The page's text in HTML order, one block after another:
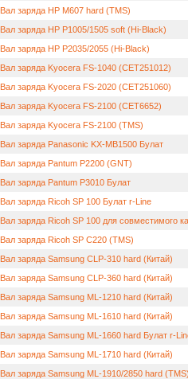
Вал заряда HP M607 hard (TMS)
Вал заряда HP P1005/1505 soft (Hi-Black)
Вал заряда HP P2035/2055 (Hi-Black)
Вал заряда Kyocera FS-1040 (CET251012)
Вал заряда Kyocera FS-2020 (CET251060)
Вал заряда Kyocera FS-2100 (CET6652)
Вал заряда Kyocera FS-2100 (TMS)
Вал заряда Panasonic KX-MB1500 Булат
Вал заряда Pantum P2200 (GNT)
Вал заряда Pantum P3010 Булат
Вал заряда Ricoh SP 100 Булат r-Line
Вал заряда Ricoh SP 100 для совместимого
Вал заряда Ricoh SP C220 (TMS)
Вал заряда Samsung CLP-310 hard (Китай)
Вал заряда Samsung CLP-360 hard (Китай)
Вал заряда Samsung ML-1210 hard (Китай)
Вал заряда Samsung ML-1610 hard (Китай)
Вал заряда Samsung ML-1660 hard Булат r-
Вал заряда Samsung ML-1710 hard (Китай)
Вал заряда Samsung ML-1910/2850 hard